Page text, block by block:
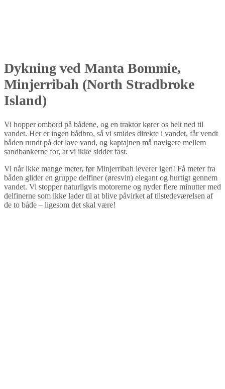
Dykning ved Manta Bommie,
Minjerribah (North Stradbroke
Island)
Vi hopper ombord på bådene, og en traktor kører os helt ned til
vandet. Her er ingen bådbro, så vi smides direkte i vandet, får vendt
båden rundt på det lave vand, og kaptajnen må navigere mellem
sandbankerne for, at vi ikke sidder fast.
Vi når ikke mange meter, før Minjerribah leverer igen! Få meter fra
båden glider en gruppe delfiner (øresvin) elegant og hurtigt gennem
vandet. Vi stopper naturligvis motorerne og nyder flere minutter med
delfinerne som ikke lader til at blive påvirket af tilstedeværelsen af
de to både – ligesom det skal være!